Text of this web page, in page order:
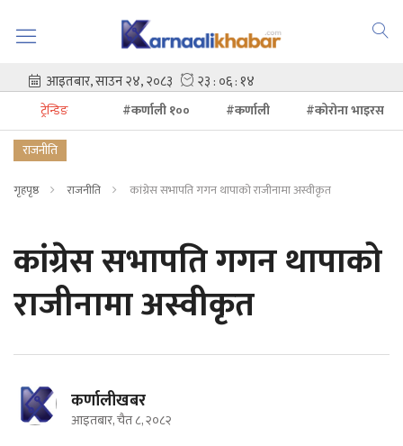
ट्रेन्डिङ #कर्णाली १०० #कर्णाली
#कोरोना भाइरस
राजनीति
गृहपृष्ठ राजनीति कांग्रेस सभापति गगन थापाको राजीनामा अस्वीकृत
कांग्रेस सभापति गगन थापाको
राजीनामा अस्वीकृत
कर्णालीखबर
आइतबार, चैत ८, २०८२